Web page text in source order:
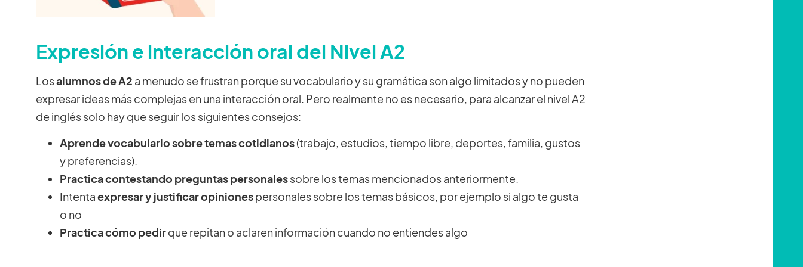
Expresión e interacción oral del Nivel A2
Losalumnos de A2 a menudo se frustran porque su vocabulario y su gramática son algo limitados y no pueden
expresar ideas más complejas en una interacción oral. Pero realmente no es necesario, para alcanzar el nivel A2
de inglés solo hay que seguir los siguientes consejos:
Aprende vocabulario sobre temas cotidianos(trabajo, estudios, tiempo libre, deportes, familia, gustos
y preferencias).
Practica contestando preguntas personalessobre los temas mencionados anteriormente.
Intentaexpresar y justificar opinionespersonales sobre los temas básicos, por ejemplo si algo te gusta
o no
Practica cómo pedirque repitan o aclaren información cuando no entiendes algo